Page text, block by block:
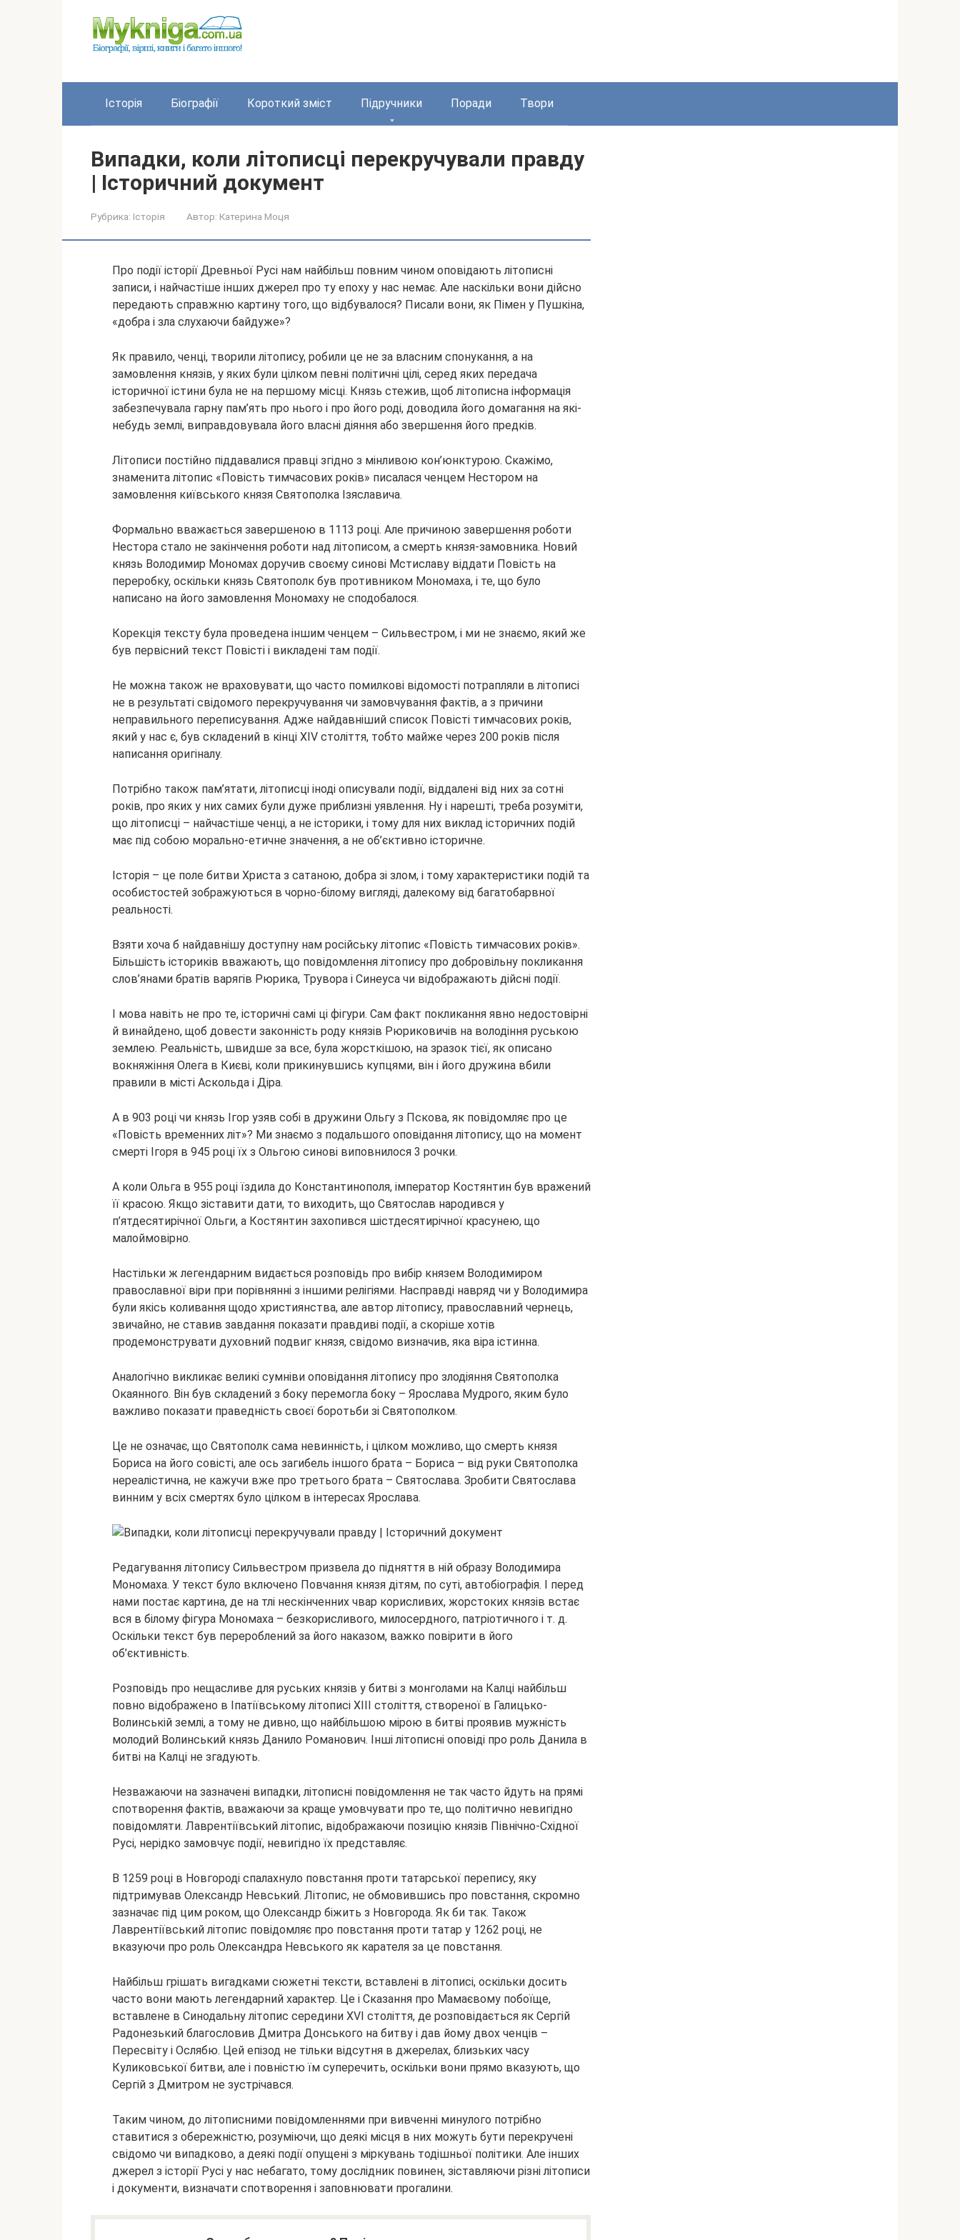
Історія Біографії Короткий зміст Підручники Поради Твори
Випадки, коли літописці перекручували правду
| Історичний документ
Рубрика: Історія Автор: Катерина Моця
Про події історії Древньої Русі нам найбільш повним чином оповідають літописні
записи, і найчастіше інших джерел про ту епоху у нас немає. Але наскільки вони дійсно
передають справжню картину того, що відбувалося? Писали вони, як Пімен у Пушкіна,
«добра і зла слухаючи байдуже»?
Як правило, ченці, творили літопису, робили це не за власним спонукання, а на
замовлення князів, у яких були цілком певні політичні цілі, серед яких передача
історичної істини була не на першому місці. Князь стежив, щоб літописна інформація
забезпечувала гарну пам’ять про нього і про його роді, доводила його домагання на які-
небудь землі, виправдовувала його власні діяння або звершення його предків.
Літописи постійно піддавалися правці згідно з мінливою кон’юнктурою. Скажімо,
знаменита літопис «Повість тимчасових років» писалася ченцем Нестором на
замовлення київського князя Святополка Ізяславича.
Формально вважається завершеною в 1113 році. Але причиною завершення роботи
Нестора стало не закінчення роботи над літописом, а смерть князя-замовника. Новий
князь Володимир Мономах доручив своєму синові Мстиславу віддати Повість на
переробку, оскільки князь Святополк був противником Мономаха, і те, що було
написано на його замовлення Мономаху не сподобалося.
Корекція тексту була проведена іншим ченцем – Сильвестром, і ми не знаємо, який же
був первісний текст Повісті і викладені там події.
Не можна також не враховувати, що часто помилкові відомості потрапляли в літописі
не в результаті свідомого перекручування чи замовчування фактів, а з причини
неправильного переписування. Адже найдавніший список Повісті тимчасових років,
який у нас є, був складений в кінці XIV століття, тобто майже через 200 років після
написання оригіналу.
Потрібно також пам’ятати, літописці іноді описували події, віддалені від них за сотні
років, про яких у них самих були дуже приблизні уявлення. Ну і нарешті, треба розуміти,
що літописці – найчастіше ченці, а не історики, і тому для них виклад історичних подій
має під собою морально-етичне значення, а не об’єктивно історичне.
Історія – це поле битви Христа з сатаною, добра зі злом, і тому характеристики подій та
особистостей зображуються в чорно-білому вигляді, далекому від багатобарвної
реальності.
Взяти хоча б найдавнішу доступну нам російську літопис «Повість тимчасових років».
Більшість істориків вважають, що повідомлення літопису про добровільну покликання
слов’янами братів варягів Рюрика, Трувора і Синеуса чи відображають дійсні події.
І мова навіть не про те, історичні самі ці фігури. Сам факт покликання явно недостовірні
й винайдено, щоб довести законність роду князів Рюриковичів на володіння руською
землею. Реальність, швидше за все, була жорсткішою, на зразок тієї, як описано
вокняжіння Олега в Києві, коли прикинувшись купцями, він і його дружина вбили
правили в місті Аскольда і Діра.
А в 903 році чи князь Ігор узяв собі в дружини Ольгу з Пскова, як повідомляє про це
«Повість временних літ»? Ми знаємо з подальшого оповідання літопису, що на момент
смерті Ігоря в 945 році їх з Ольгою синові виповнилося 3 рочки.
А коли Ольга в 955 році їздила до Константинополя, імператор Костянтин був вражений
її красою. Якщо зіставити дати, то виходить, що Святослав народився у
п’ятдесятирічної Ольги, а Костянтин захопився шістдесятирічної красунею, що
малоймовірно.
Настільки ж легендарним видається розповідь про вибір князем Володимиром
православної віри при порівнянні з іншими релігіями. Насправді навряд чи у Володимира
були якісь коливання щодо християнства, але автор літопису, православний чернець,
звичайно, не ставив завдання показати правдиві події, а скоріше хотів
продемонструвати духовний подвиг князя, свідомо визначив, яка віра істинна.
Аналогічно викликає великі сумніви оповідання літопису про злодіяння Святополка
Окаянного. Він був складений з боку перемогла боку – Ярослава Мудрого, яким було
важливо показати праведність своєї боротьби зі Святополком.
Це не означає, що Святополк сама невинність, і цілком можливо, що смерть князя
Бориса на його совісті, але ось загибель іншого брата – Бориса – від руки Святополка
нереалістична, не кажучи вже про третього брата – Святослава. Зробити Святослава
винним у всіх смертях було цілком в інтересах Ярослава.
Редагування літопису Сильвестром призвела до підняття в ній образу Володимира
Мономаха. У текст було включено Повчання князя дітям, по суті, автобіографія. І перед
нами постає картина, де на тлі нескінченних чвар корисливих, жорстоких князів встає
вся в білому фігура Мономаха – безкорисливого, милосердного, патріотичного і т. д.
Оскільки текст був перероблений за його наказом, важко повірити в його
об’єктивність.
Розповідь про нещасливе для руських князів у битві з монголами на Калці найбільш
повно відображено в Іпатіївському літописі XIII століття, створеної в Галицько-
Волинській землі, а тому не дивно, що найбільшою мірою в битві проявив мужність
молодий Волинський князь Данило Романович. Інші літописні оповіді про роль Данила в
битві на Калці не згадують.
Незважаючи на зазначені випадки, літописні повідомлення не так часто йдуть на прямі
спотворення фактів, вважаючи за краще умовчувати про те, що політично невигідно
повідомляти. Лаврентіївський літопис, відображаючи позицію князів Північно-Східної
Русі, нерідко замовчує події, невигідно їх представляє.
В 1259 році в Новгороді спалахнуло повстання проти татарської перепису, яку
підтримував Олександр Невський. Літопис, не обмовившись про повстання, скромно
зазначає під цим роком, що Олександр біжить з Новгорода. Як би так. Також
Лаврентіївський літопис повідомляє про повстання проти татар у 1262 році, не
вказуючи про роль Олександра Невського як карателя за це повстання.
Найбільш грішать вигадками сюжетні тексти, вставлені в літописі, оскільки досить
часто вони мають легендарний характер. Це і Сказання про Мамаєвому побоїще,
вставлене в Синодальну літопис середини XVI століття, де розповідається як Сергій
Радонезький благословив Дмитра Донського на битву і дав йому двох ченців –
Пересвіту і Ослябю. Цей епізод не тільки відсутня в джерелах, близьких часу
Куликовської битви, але і повністю їм суперечить, оскільки вони прямо вказують, що
Сергій з Дмитром не зустрічався.
Таким чином, до літописними повідомленнями при вивченні минулого потрібно
ставитися з обережністю, розуміючи, що деякі місця в них можуть бути перекручені
свідомо чи випадково, а деякі події опущені з міркувань тодішньої політики. Але інших
джерел з історії Русі у нас небагато, тому дослідник повинен, зіставляючи різні літописи
і документи, визначати спотворення і заповнювати прогалини.